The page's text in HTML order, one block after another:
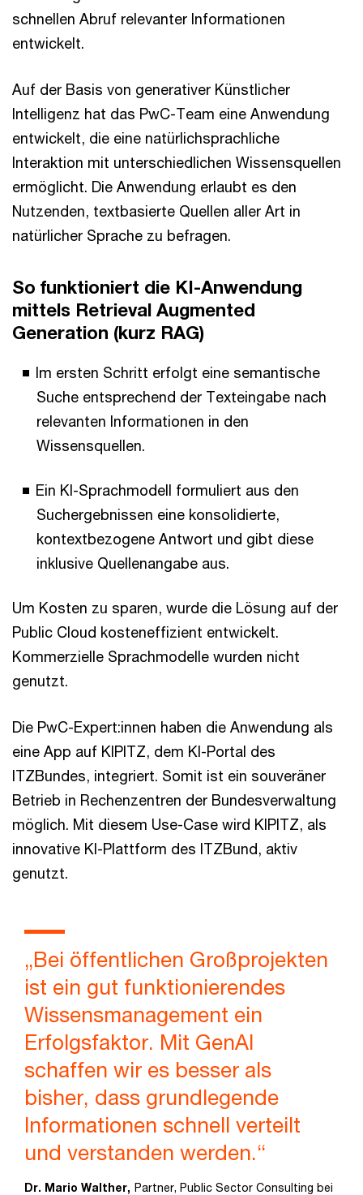
schnellen Abruf relevanter Informationen
entwickelt.
Auf der Basis von generativer Künstlicher
Intelligenz hat das PwC-Team eine Anwendung
entwickelt, die eine natürlichsprachliche
Interaktion mit unterschiedlichen Wissensquellen
ermöglicht. Die Anwendung erlaubt es den
Nutzenden, textbasierte Quellen aller Art in
natürlicher Sprache zu befragen.
So funktioniert die KI-Anwendung
mittels Retrieval Augmented
Generation (kurz RAG)
Im ersten Schritt erfolgt eine semantische
Suche entsprechend der Texteingabe nach
relevanten Informationen in den
Wissensquellen.
Ein KI-Sprachmodell formuliert aus den
Suchergebnissen eine konsolidierte,
kontextbezogene Antwort und gibt diese
inklusive Quellenangabe aus.
Um Kosten zu sparen, wurde die Lösung auf der
Public Cloud kosteneffizient entwickelt.
Kommerzielle Sprachmodelle wurden nicht
genutzt.
Die PwC-Expert:innen haben die Anwendung als
eine App auf KIPITZ, dem KI-Portal des
ITZBundes, integriert. Somit ist ein souveräner
Betrieb in Rechenzentren der Bundesverwaltung
möglich. Mit diesem Use-Case wird KIPITZ, als
innovative KI-Plattform des ITZBund, aktiv
genutzt.
„Bei öffentlichen Großprojekten
ist ein gut funktionierendes
Wissensmanagement ein
Erfolgsfaktor. Mit GenAI
schaffen wir es besser als
bisher, dass grundlegende
Informationen schnell verteilt
und verstanden werden.“
Dr. Mario Walther, Partner, Public Sector Consulting bei